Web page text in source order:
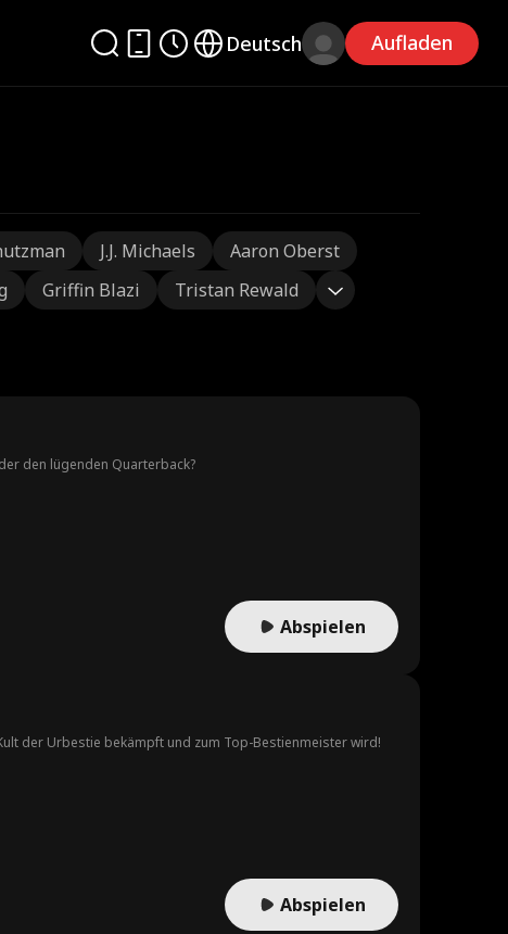
Deutsch Aufladen
J.J. Michaels
Aaron Oberst
Griffin Blazi Tristan Rewald
den lügenden Quarterback?
Abspielen
der Urbestie bekämpft und zum Top-Bestienmeister wird!
Abspielen